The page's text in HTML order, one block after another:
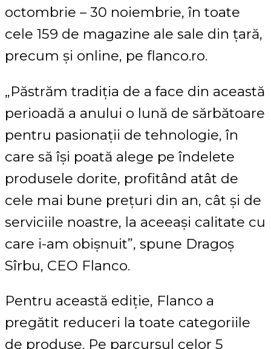
octombrie – 30 noiembrie, în toate
cele 159 de magazine ale sale din țară,
precum și online, pe flanco.ro.
„Păstrăm tradiția de a face din această
perioadă a anului o lună de sărbătoare
pentru pasionații de tehnologie, în
care să își poată alege pe îndelete
produsele dorite, profitând atât de
cele mai bune prețuri din an, cât și de
serviciile noastre, la aceeași calitate cu
care i-am obișnuit”, spune Dragoș
Sîrbu, CEO Flanco.
Pentru această ediție, Flanco a
pregătit reduceri la toate categoriile
de produse. Pe parcursul celor 5